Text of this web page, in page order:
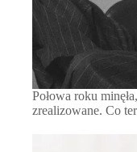
Połowa roku
zrealizowane. Co